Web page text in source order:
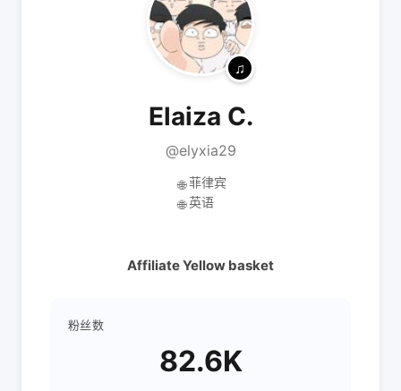
Elaiza C.
@elyxia29
🌐 菲律宾
🌐 英语
Affiliate Yellow basket
粉丝数
82.6K